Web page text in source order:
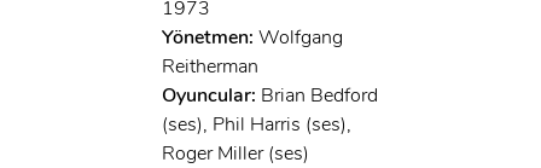
1973
Yönetmen: Wolfgang
Reitherman
Oyuncular: Brian Bedford
(ses), Phil Harris (ses),
Roger Miller (ses)